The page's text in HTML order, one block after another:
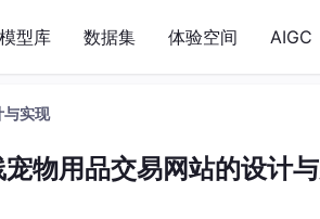
模型库 数据集 体验空间 AIGC
与实现
物用品交易网站的设计